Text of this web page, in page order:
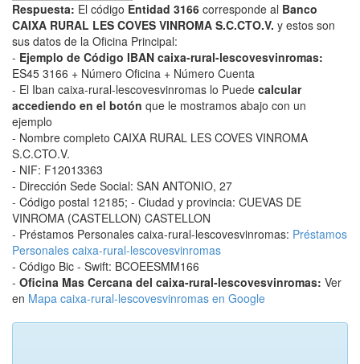
Respuesta: El código Entidad 3166 corresponde al Banco
CAIXA RURAL LES COVES VINROMA S.C.CTO.V. y estos son
sus datos de la Oficina Principal:
- Ejemplo de Código IBAN caixa-rural-lescovesvinromas:
ES45 3166 + Número Oficina + Número Cuenta
- El Iban caixa-rural-lescovesvinromas lo Puede calcular
accediendo en el botón que le mostramos abajo con un
ejemplo
- Nombre completo CAIXA RURAL LES COVES VINROMA
S.C.CTO.V.
- NIF: F12013363
- Dirección Sede Social: SAN ANTONIO, 27
- Código postal 12185; - Ciudad y provincia: CUEVAS DE
VINROMA (CASTELLON) CASTELLON
- Préstamos Personales caixa-rural-lescovesvinromas: Préstamos
Personales caixa-rural-lescovesvinromas
- Código Bic - Swift: BCOEESMM166
- Oficina Mas Cercana del caixa-rural-lescovesvinromas: Ver
en Mapa caixa-rural-lescovesvinromas en Google